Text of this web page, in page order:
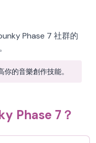
Phase 7 社群的
的音樂創作技能。
Phase 7？